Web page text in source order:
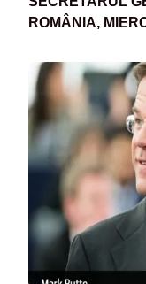
ROMÂNIA,